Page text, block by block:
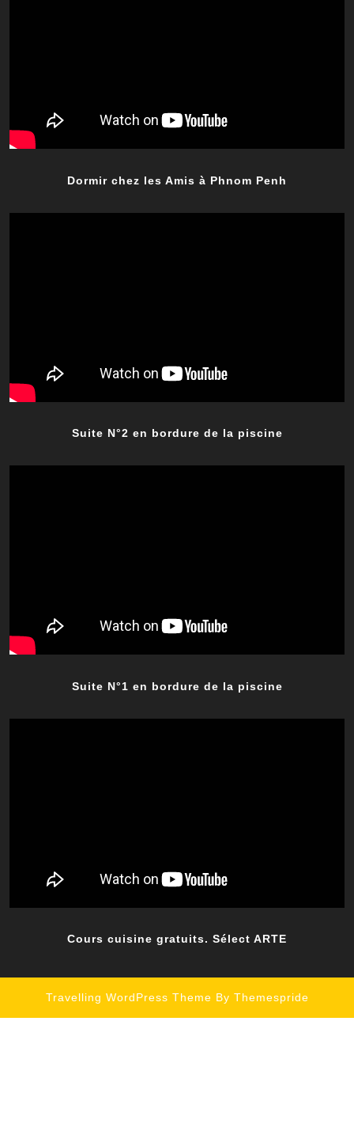
Dormir chez les Amis à Phnom Penh
Suite N°2 en bordure de la piscine
Suite N°1 en bordure de la piscine
Cours cuisine gratuits. Sélect ARTE
Travelling WordPress Theme By Themespride